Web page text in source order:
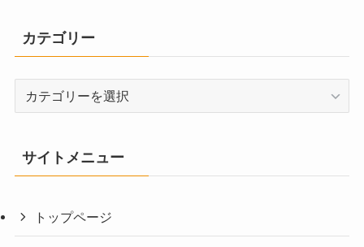
カテゴリー
リ
サイトメニュー
トップページ